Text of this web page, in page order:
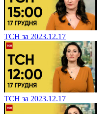
ТСН за 2023.12.17
ТСН за 2023.12.17